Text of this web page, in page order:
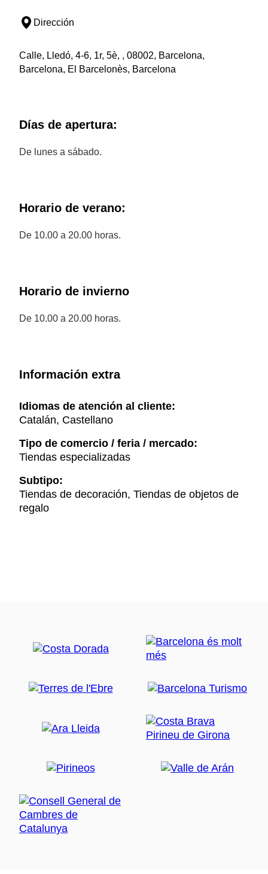
Dirección
Calle, Lledó, 4-6, 1r, 5è, , 08002, Barcelona,
Barcelona, El Barcelonès, Barcelona
Días de apertura:
De lunes a sábado.
Horario de verano:
De 10.00 a 20.00 horas.
Horario de invierno
De 10.00 a 20.00 horas.
Información extra
Idiomas de atención al cliente:
Catalán, Castellano
Tipo de comercio / feria / mercado:
Tiendas especializadas
Subtipo:
Tiendas de decoración, Tiendas de objetos de
regalo